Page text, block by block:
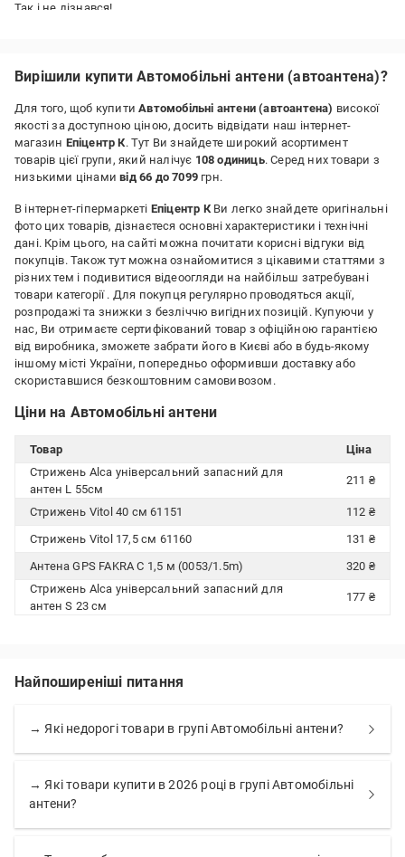
Так і не дізнався!
Вирішили купити Автомобільні антени (автоантена)?
Для того, щоб купитиАвтомобільні антени (автоантена) високої
якості за доступною ціною, досить відвідати наш інтернет-
магазин Епіцентр К. Тут Ви знайдете широкий асортимент
товарів цієї групи, який налічує 108 одиниць. Серед них товари з
низькими цінамивід 66 до 7099 грн.
В інтернет-гіпермаркеті Епіцентр КВи легко знайдете оригінальні
фото цих товарів, дізнаєтеся основні характеристики і технічні
дані. Крім цього, на сайті можна почитати корисні відгуки від
покупців. Також тут можна ознайомитися з цікавими статтями з
різних тем і подивитися відеоогляди на найбільш затребувані
товари категорії . Для покупця регулярно проводяться акції,
розпродажі та знижки з безліччю вигідних позицій. Купуючи у
нас, Ви отримаєте сертифікований товар з офіційною гарантією
від виробника, зможете забрати його в Києві або в будь-якому
іншому місті України, попередньо оформивши доставку або
скориставшися безкоштовним самовивозом.
Ціни на Автомобільні антени
Товар
Ціна
Стрижень Alca універсальний запасний для
антен L 55см
211 ₴
Стрижень Vitol 40 см 61151
112 ₴
Стрижень Vitol 17,5 см 61160
131 ₴
Антена GPS FAKRA C 1,5 м (0053/1.5m)
320 ₴
Стрижень Alca універсальний запасний для
антен S 23 см
177 ₴
Найпоширеніші питання
→ Які недорогі товари в групі Автомобільні антени?
→ Які товари купити в 2026 році в групі Автомобільні
антени?